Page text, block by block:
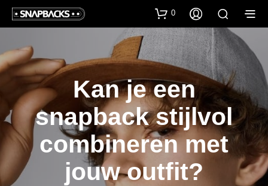
0
Kan je een
snapback stijlvol
combineren met
jouw outfit?